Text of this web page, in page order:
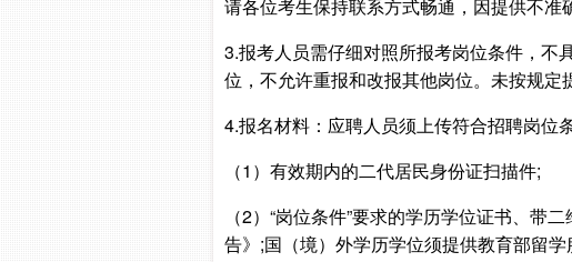
请各位考生保持联系方式畅通，因提供不准
3.报考人员需仔细对照所报考岗位条件，不
位，不允许重报和改报其他岗位。未按规定
4.报名材料：应聘人员须上传符合招聘岗位
（1）有效期内的二代居民身份证扫描件;
（2）“岗位条件”要求的学历学位证书、
告》;国（境）外学历学位须提供教育部留